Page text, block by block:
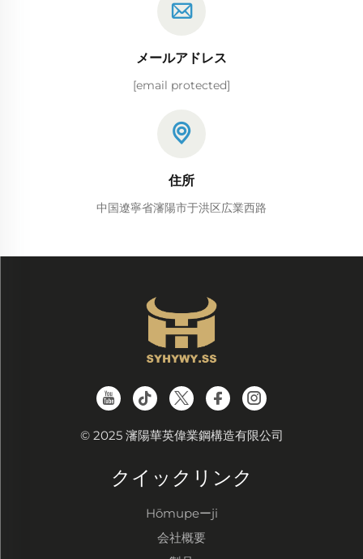
メールアドレス
[email protected]
住所
中国遼寧省瀋陽市于洪区広業西路
© 2025 瀋陽華英偉業鋼構造有限公司
クイックリンク
Hōmupeーji
会社概要